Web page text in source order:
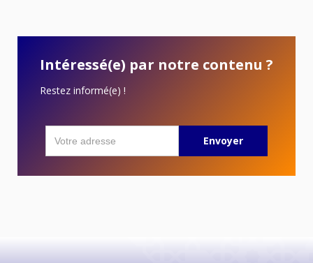
Intéressé(e) par notre contenu ?
Restez informé(e) !